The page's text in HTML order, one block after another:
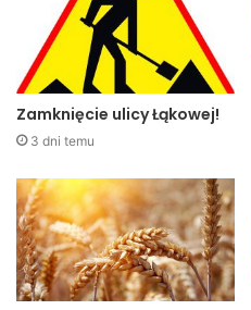
Zamknięcie ulicy Łąkowej!
3 dni temu